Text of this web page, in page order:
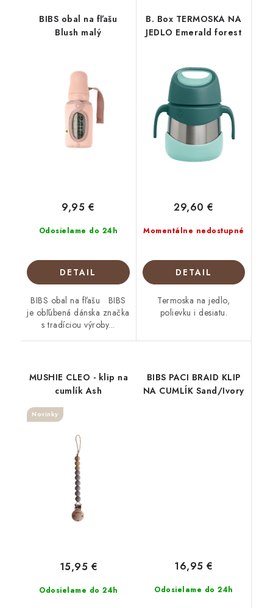
BIBS obal na fľašu
Blush malý
Odosielame do 24h
9,95 €
DETAIL
BIBS obal na fľašu BIBS
je obľúbená dánska značka
s tradíciou výroby...
B. Box TERMOSKA NA
JEDLO Emerald forest
Momentálne nedostupné
29,60 €
DETAIL
Termoska na jedlo,
polievku i desiatu.
MUSHIE CLEO - klip na
cumlík Ash
Novinky
Odosielame do 24h
15,95 €
BIBS PACI BRAID KLIP
NA CUMLÍK Sand/Ivory
Odosielame do 24h
16,95 €